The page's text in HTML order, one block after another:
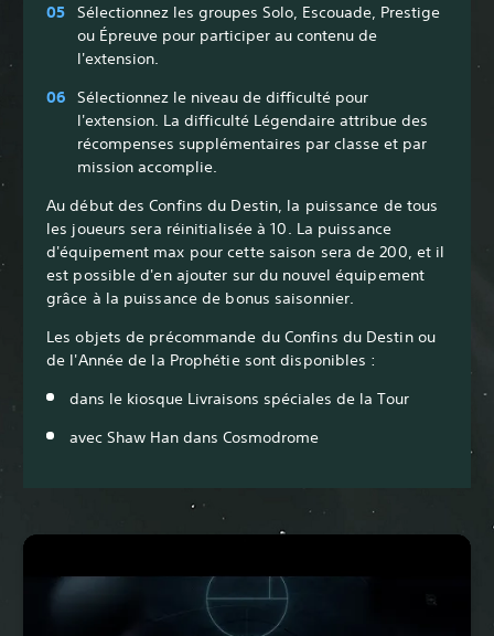
Sélectionnez les groupes Solo, Escouade, Prestige
ou Épreuve pour participer au contenu de
l'extension.
Sélectionnez le niveau de difficulté pour
l'extension. La difficulté Légendaire attribue des
récompenses supplémentaires par classe et par
mission accomplie.
Au début des Confins du Destin, la puissance de tous
les joueurs sera réinitialisée à 10. La puissance
d'équipement max pour cette saison sera de 200, et il
est possible d'en ajouter sur du nouvel équipement
grâce à la puissance de bonus saisonnier.
Les objets de précommande du Confins du Destin ou
de l'Année de la Prophétie sont disponibles :
dans le kiosque Livraisons spéciales de la Tour
avec Shaw Han dans Cosmodrome